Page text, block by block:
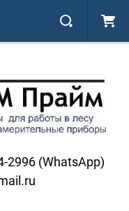
2996 (WhatsApp)